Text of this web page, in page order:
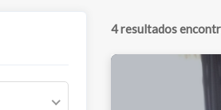
4 resultados